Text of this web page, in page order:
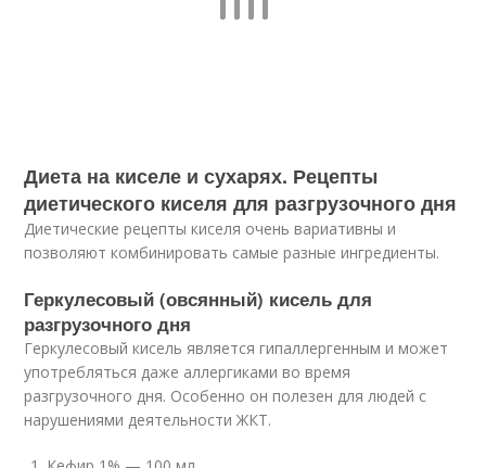
Диета на киселе и сухарях. Рецепты
диетического киселя для разгрузочного дня
Диетические рецепты киселя очень вариативны и
позволяют комбинировать самые разные ингредиенты.
Геркулесовый (овсянный) кисель для
разгрузочного дня
Геркулесовый кисель является гипаллергенным и может
употребляться даже аллергиками во время
разгрузочного дня. Особенно он полезен для людей с
нарушениями деятельности ЖКТ.